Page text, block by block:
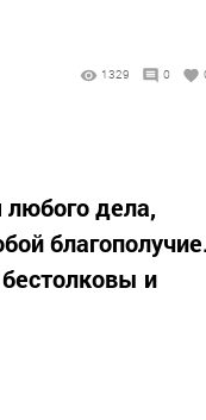
1329 0
любого дела,
и